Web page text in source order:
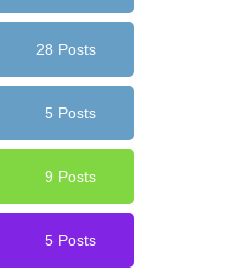
28 Posts
5 Posts
9 Posts
5 Posts